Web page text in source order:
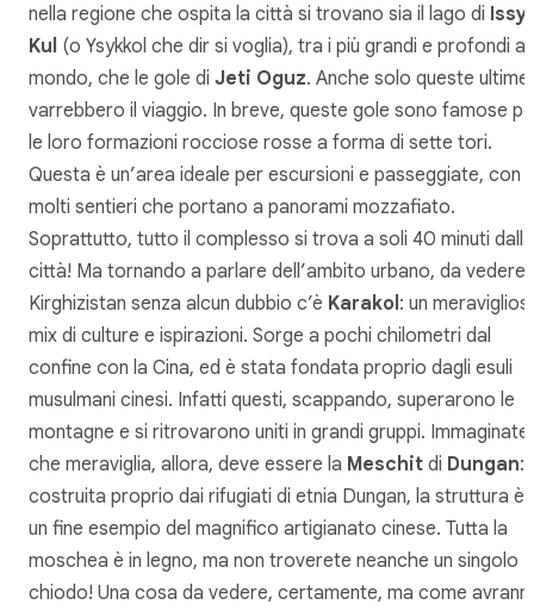
nella regione che ospita la città si trovano sia il lago di
Kul (o Ysykkol che dir si voglia), tra i più grandi e profondi al
mondo, che le gole di Jeti Oguz. Anche solo queste ultime
varrebbero il viaggio. In breve, queste gole sono famose
le loro formazioni rocciose rosse a forma di sette tori.
Questa è un’area ideale per escursioni e passeggiate, con
molti sentieri che portano a panorami mozzafiato.
Soprattutto, tutto il complesso si trova a soli 40 minuti dalla
città! Ma tornando a parlare dell’ambito urbano, da vedere
Kirghizistan senza alcun dubbio c’è Karakol : un
mix di culture e ispirazioni. Sorge a pochi chilometri dal
confine con la Cina, ed è stata fondata proprio dagli esuli
musulmani cinesi. Infatti questi, scappando, superarono le
montagne e si ritrovarono uniti in grandi gruppi. Immaginate
che meraviglia, allora, deve essere la Meschit di Dungan:
costruita proprio dai rifugiati di etnia Dungan, la struttura è
un fine esempio del magnifico artigianato cinese. Tutta la
moschea è in legno, ma non troverete neanche un singolo
chiodo! Una cosa da vedere, certamente, ma come